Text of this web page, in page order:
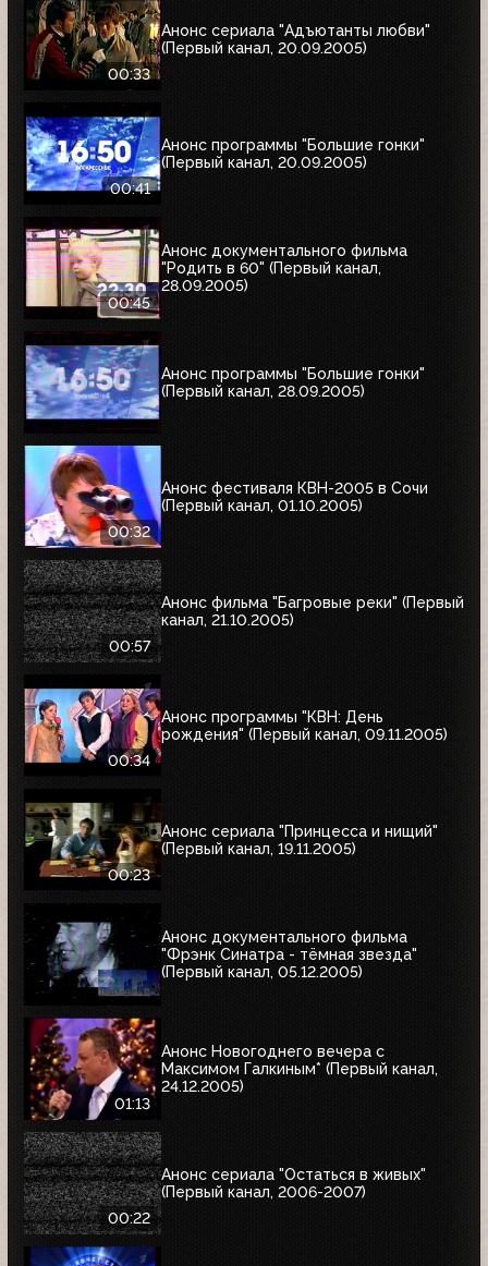
00:33
Анонс сериала "Адъютанты любви"
(Первый канал, 20.09.2005)
00:41
Анонс программы "Большие гонки"
(Первый канал, 20.09.2005)
00:45
Анонс документального фильма
"Родить в 60" (Первый канал,
28.09.2005)
Анонс программы "Большие гонки"
(Первый канал, 28.09.2005)
00:32
Анонс фестиваля КВН-2005 в Сочи
(Первый канал, 01.10.2005)
00:57
Анонс фильма "Багровые реки" (Первый
канал, 21.10.2005)
00:34
Анонс программы "КВН: День
рождения" (Первый канал, 09.11.2005)
00:23
Анонс сериала "Принцесса и нищий"
(Первый канал, 19.11.2005)
Анонс документального фильма
"Фрэнк Синатра - тёмная звезда"
(Первый канал, 05.12.2005)
01:13
Анонс Новогоднего вечера с
Максимом Галкиным* (Первый канал,
24.12.2005)
00:22
Анонс сериала "Остаться в живых"
(Первый канал, 2006-2007)